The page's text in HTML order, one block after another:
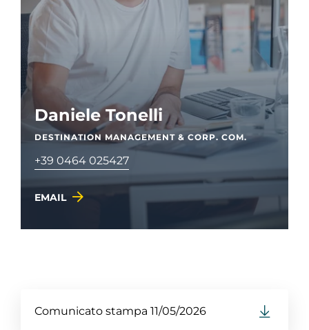
Daniele Tonelli
DESTINATION MANAGEMENT & CORP. COM.
+39 0464 025427
EMAIL
Comunicato stampa 11/05/2026